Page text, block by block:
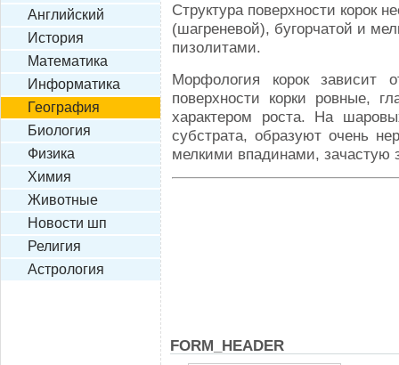
Английский
История
Математика
Информатика
География
Биология
Физика
Химия
Животные
Новости шп
Религия
Астрология
Структура поверхности корок
(шагреневой), бугорчатой и
пизолитами.
Морфология корок зависит
поверхности корки ровные,
характером роста. На
субстрата, образуют очень
мелкими впадинами, зачастую
FORM_HEADER